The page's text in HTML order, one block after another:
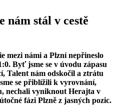
nám stál v cestě
mezi námi a Plzní nepřineslo
Byť jsme se v úvodu zápasu
Talent nám odskočil a ztrátu
se přiblížili k vyrovnání,
nechali vyniknout Herajta v
fázi Plzně z jasných pozic.